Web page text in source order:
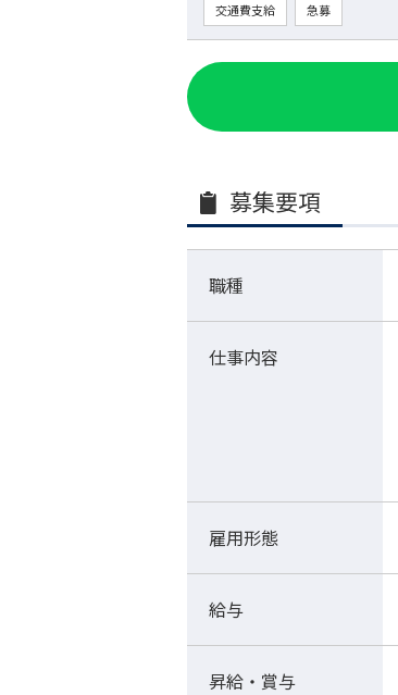
交通費支給 急募
募集要項
職種
仕事内容
雇用形態
給与
昇給・賞与